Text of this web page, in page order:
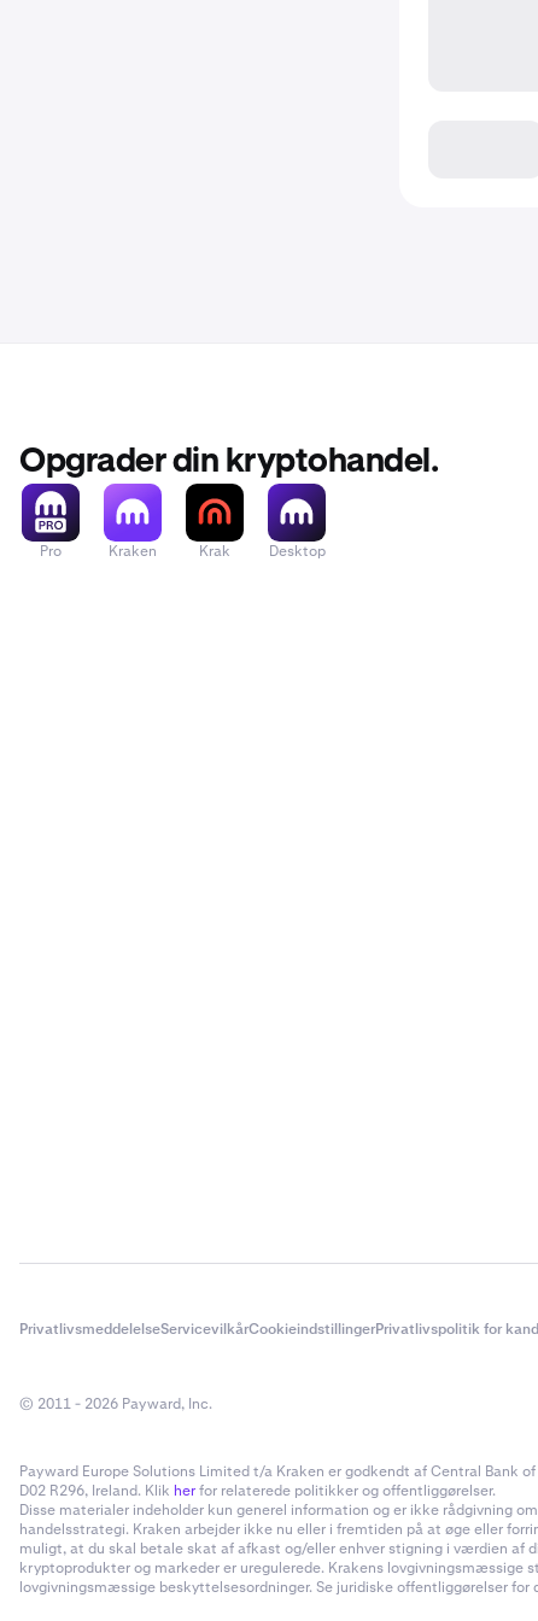
Opgrader din kryptohandel.
Pro Kraken Krak Desktop
PrivatlivsmeddelelseServicevilkårCookieindstillingerPrivatlivspolitik for
© 2011 - 2026 Payward, Inc.
Payward Europe Solutions Limited t/a Kraken er godkendt af Central Bank
D02 R296, Ireland. Klik herfor relaterede politikker og offentliggørelser.
Disse materialer indeholder kun generel information og er ikke rådgivning
handelsstrategi. Kraken arbejder ikke nu eller i fremtiden på at øge eller
muligt, at du skal betale skat af afkast og/eller enhver stigning i værdien af
kryptoprodukter og markeder er uregulerede. Krakens
lovgivningsmæssige beskyttelsesordninger. Se juridiske offentliggørelser for